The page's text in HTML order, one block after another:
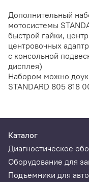
Дополнительный
мотосистемы
быстрой гайки,
центровочных
с консольной
дисплея)
Набором можно
STANDARD 805 818
Каталог
Диагностическое
Оборудование для
Подъемники для